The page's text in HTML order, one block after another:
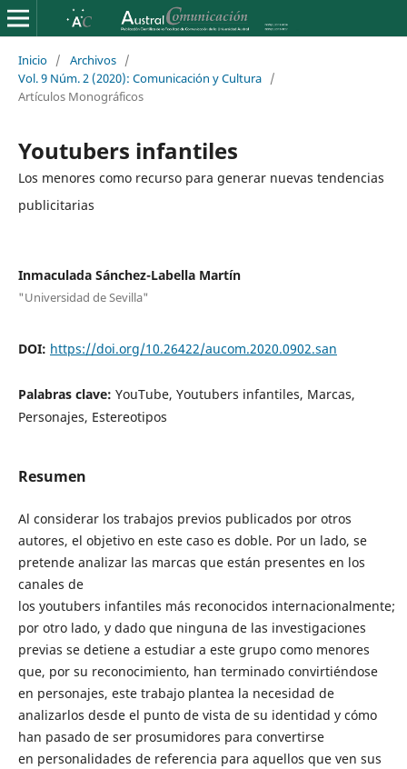
Inicio / Archivos /
Vol. 9 Núm. 2 (2020): Comunicación y Cultura /
Artículos Monográficos
Youtubers infantiles
Los menores como recurso para generar nuevas tendencias
publicitarias
Inmaculada Sánchez-Labella Martín
"Universidad de Sevilla"
DOI: https://doi.org/10.26422/aucom.2020.0902.san
Palabras clave: YouTube, Youtubers infantiles, Marcas,
Personajes, Estereotipos
Resumen
Al considerar los trabajos previos publicados por otros
autores, el objetivo en este caso es doble. Por un lado, se
pretende analizar las marcas que están presentes en los
canales de
los youtubers infantiles más reconocidos internacionalmente;
por otro lado, y dado que ninguna de las investigaciones
previas se detiene a estudiar a este grupo como menores
que, por su reconocimiento, han terminado convirtiéndose
en personajes, este trabajo plantea la necesidad de
analizarlos desde el punto de vista de su identidad y cómo
han pasado de ser prosumidores para convertirse
en personalidades de referencia para aquellos que ven sus